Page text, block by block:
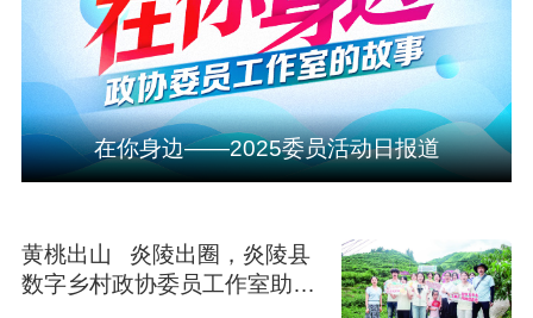
在你身边——2025委员活动日报道
黄桃出山 炎陵出圈，炎陵县
数字乡村政协委员工作室助